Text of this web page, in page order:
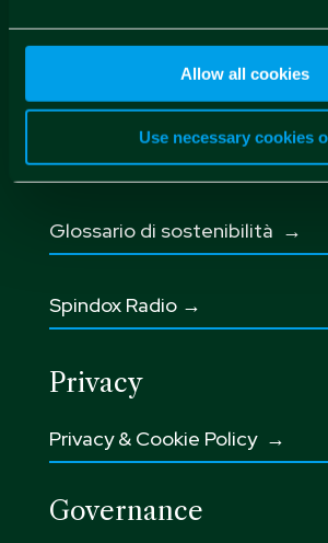
Allow all cookies
Use necessary cookies
→
Progetti di ricerca →
Glossario di sostenibilità →
Spindox Radio →
Privacy
Privacy & Cookie Policy →
Governance